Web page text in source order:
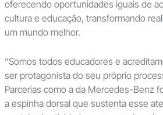
oferecendo oportunidades iguais de
cultura e educação, transformando
um mundo melhor.
“Somos todos educadores e
ser protagonista do seu próprio
Parcerias como a da Mercedes-Benz
a espinha dorsal que sustenta esse